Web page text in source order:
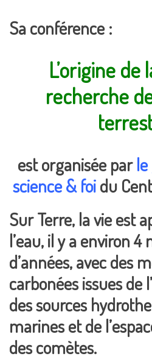
Sa conférence :
L’origine de
recherche
est organisée parle
science & foidu
Sur Terre, la vie est
l’eau, il y a environ 4
d’années, avec des
carbonées issues de
des sources
marines et de
des comètes.